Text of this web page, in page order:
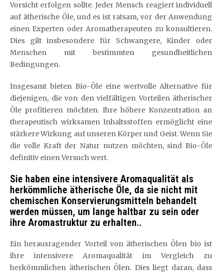
Vorsicht erfolgen sollte. Jeder Mensch reagiert individuell
auf ätherische Öle, und es ist ratsam, vor der Anwendung
einen Experten oder Aromatherapeuten zu konsultieren.
Dies gilt insbesondere für Schwangere, Kinder oder
Menschen mit bestimmten gesundheitlichen
Bedingungen.
Insgesamt bieten Bio-Öle eine wertvolle Alternative für
diejenigen, die von den vielfältigen Vorteilen ätherischer
Öle profitieren möchten. Ihre höhere Konzentration an
therapeutisch wirksamen Inhaltsstoffen ermöglicht eine
stärkere Wirkung auf unseren Körper und Geist. Wenn Sie
die volle Kraft der Natur nutzen möchten, sind Bio-Öle
definitiv einen Versuch wert.
Sie haben eine intensivere Aromaqualität als
herkömmliche ätherische Öle, da sie nicht mit
chemischen Konservierungsmitteln behandelt
werden müssen, um lange haltbar zu sein oder
ihre Aromastruktur zu erhalten..
Ein herausragender Vorteil von ätherischen Ölen bio ist
ihre intensivere Aromaqualität im Vergleich zu
herkömmlichen ätherischen Ölen. Dies liegt daran, dass